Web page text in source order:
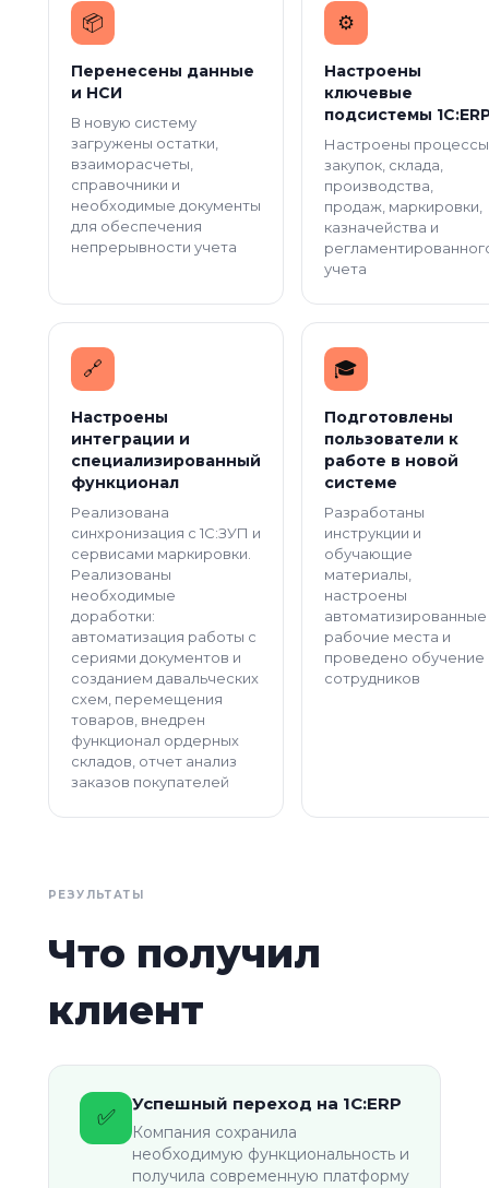
📦️
Перенесены данные
и НСИ
В новую систему
загружены остатки,
взаиморасчеты,
справочники и
необходимые документы
для обеспечения
непрерывности учета
⚙️
Настроены
ключевые
подсистемы
Настроены процессы
закупок, склада,
производства,
продаж, маркировки,
казначейства и
учета
🔗️
Настроены
интеграции и
специализированный
функционал
Реализована
синхронизация с 1С:ЗУП и
сервисами маркировки.
Реализованы
необходимые
доработки:
автоматизация работы с
сериями документов и
созданием давальческих
схем, перемещения
товаров, внедрен
функционал ордерных
складов, отчет анализ
заказов покупателей
🎓️
Подготовлены
пользователи к
работе в новой
системе
Разработаны
инструкции и
обучающие
материалы,
настроены
автоматизированные
рабочие места и
проведено обучение
сотрудников
РЕЗУЛЬТАТЫ
Что получил
клиент
✅
Успешный переход на 1С:ERP
Компания сохранила
необходимую функциональность и
получила современную платформу